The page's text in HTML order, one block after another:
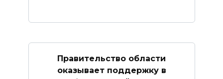
Правительство области
оказывает поддержку в